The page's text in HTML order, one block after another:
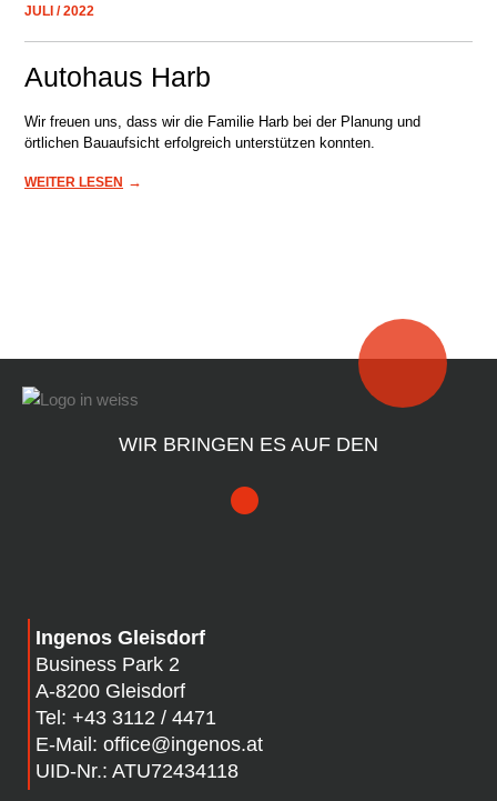
JULI / 2022
Autohaus Harb
Wir freuen uns, dass wir die Familie Harb bei der Planung und
örtlichen Bauaufsicht erfolgreich unterstützen konnten.
WEITER LESEN →
WIR BRINGEN ES AUF DEN
Ingenos Gleisdorf
Business Park 2
A-8200 Gleisdorf
Tel: +43 3112 / 4471
E-Mail: office@ingenos.at
UID-Nr.: ATU72434118